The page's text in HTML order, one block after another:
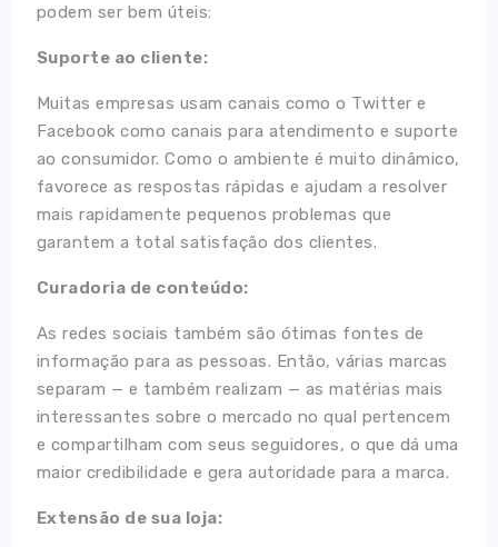
podem ser bem úteis:
Suporte ao cliente:
Muitas empresas usam canais como o Twitter e
Facebook como canais para atendimento e suporte
ao consumidor. Como o ambiente é muito dinâmico,
favorece as respostas rápidas e ajudam a resolver
mais rapidamente pequenos problemas que
garantem a total satisfação dos clientes.
Curadoria de conteúdo:
As redes sociais também são ótimas fontes de
informação para as pessoas. Então, várias marcas
separam — e também realizam — as matérias mais
interessantes sobre o mercado no qual pertencem
e compartilham com seus seguidores, o que dá uma
maior credibilidade e gera autoridade para a marca.
Extensão de sua loja: